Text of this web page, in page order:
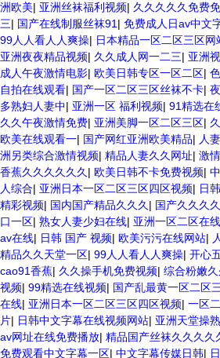
洲欧美| 亚洲丝袜福利视频| 久久久久久免费
三| 国产在线制服丝袜91 | 免费成人日av中文
99人人看人人爽操| 日本精品一区二区三区网
亚洲夜夜精品视频| 久久成人网一二三| 亚洲
成人午夜激情电影| 欧美日韩专区一区二区|
自拍在线观看| 国产一区二区三区丝袜不卡|
多熟妇人妻中| 亚洲一区 福利视频| 91精选在
久久午夜激情免费| 亚洲美脚一区二区三区|
欧美在线观看一| 国产网红亚洲欧美精品| 人
洲另类综合激情视频| 精品人妻久久网址| 激
香蕉久久久久久久 | 欧美日韩不卡免费视频|
人综合| 亚洲日本一区二区三区四区视频| 日
精彩视频| 国内国产精品久久久 | 国产久久久
口一区| 熟女人妻少妇在线| 亚洲一区二区在
av在线| 日韩 国产 视频| 欧美污污在线网站|
精品久久天堂一区| 99人人看人人爽操| 开心
cao91香蕉| 久久操手机免费视频| 综合粉嫩久
视频| 99精选在线视频| 国产乱最黄一区二区
在线| 亚洲日本一区二区三区四区视频| 一区
片| 日韩中文字幕在线视频网站| 亚洲天堂操
av网址在线免费播放| 精品国产丝袜久久久久
免费观看中文字幕一区| 中文字幕传媒日韩|